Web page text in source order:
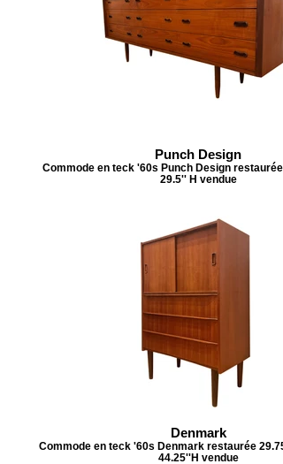
Punch Design
Commode en teck '60s Punch Design restaurée
29.5'' H vendue
Denmark
Commode en teck '60s Denmark restaurée
44.25''H vendue